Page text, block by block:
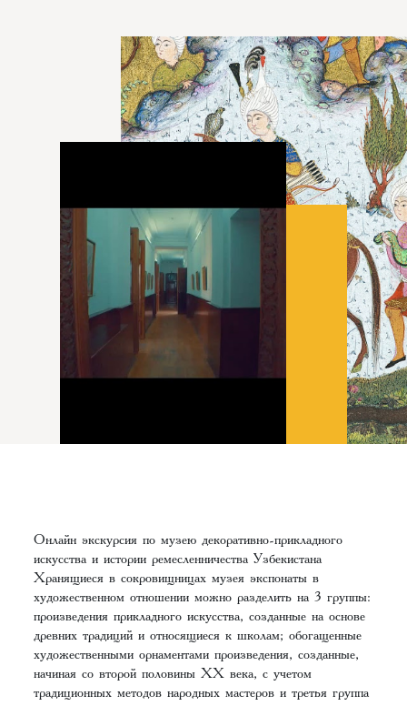
Онлайн экскурсия по музею декоративно-прикладного
искусства и истории ремесленничества Узбекистана
Хранящиеся в сокровищницах музея экспонаты в
художественном отношении можно разделить на 3 группы:
произведения прикладного искусства, созданные на основе
древних традиций и относящиеся к школам; обогащенные
художественными орнаментами произведения, созданные,
начиная со второй половины ХХ века, с учетом
традиционных методов народных мастеров и третья группа